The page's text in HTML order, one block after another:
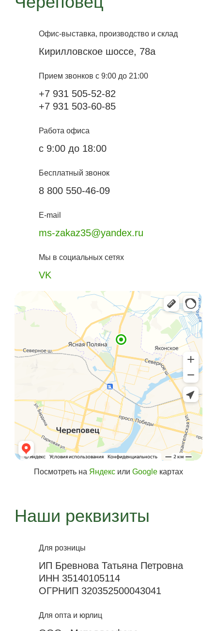
Офис-выставка, производство и склад
Кирилловское шоссе, 78а
Прием звонков с 9:00 до 21:00
+7 931 505-52-82
+7 931 503-60-85
Работа офиса
с 9:00 до 18:00
Бесплатный звонок
8 800 550-46-09
E-mail
ms-zakaz35@yandex.ru
Мы в социальных сетях
VK
Посмотреть на Яндекс или Google картах
Наши реквизиты
Для розницы
ИП Бревнова Татьяна Петровна
ИНН 35140105114
ОГРНИП 320352500043041
Для опта и юрлиц